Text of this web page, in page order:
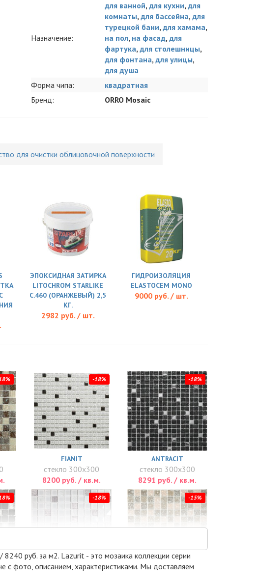
Назначение:
для ванной, для кухни, для
комнаты, для бассейна, для
турецкой бани, для хамама,
на пол, на фасад, для
фартука, для столешницы,
для фонтана, для улицы,
для душа
Форма чипа:
квадратная
Бренд:
ORRO Mosaic
для очистки облицовочной поверхности
ЭПОКСИДНАЯ ЗАТИРКА
LITOCHROM STARLIKE
C.460 (ОРАНЖЕВЫЙ) 2,5
КГ.
2982 руб. / шт.
ГИДРОИЗОЛЯЦИЯ
ELASTOCEM MONO
9000 руб. / шт.
-18%
FIANIT
стекло 300x300
8200 руб. / кв.м.
-18%
ANTRACIT
стекло 300x300
8291 руб. / кв.м.
-18% -15%
руб. за м2. Lazurit - это мозаика коллекции серии
с фото, описанием, характеристиками. Мы доставляем